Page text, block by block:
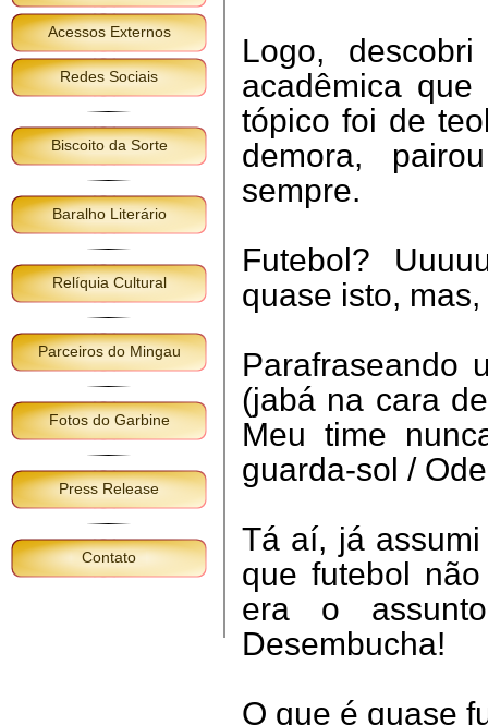
Acessos Externos
Redes Sociais
Biscoito da Sorte
Baralho Literário
Relíquia Cultural
Parceiros do Mingau
Fotos do Garbine
Press Release
Contato
Logo,
acadêmica
tópico foi de
demora,
sempre.
Futebol?
quase isto,
Parafraseando
(jabá na cara
Meu time
guarda-sol /
Tá aí, já
que futebol
era o
Desembucha!
O que é quase